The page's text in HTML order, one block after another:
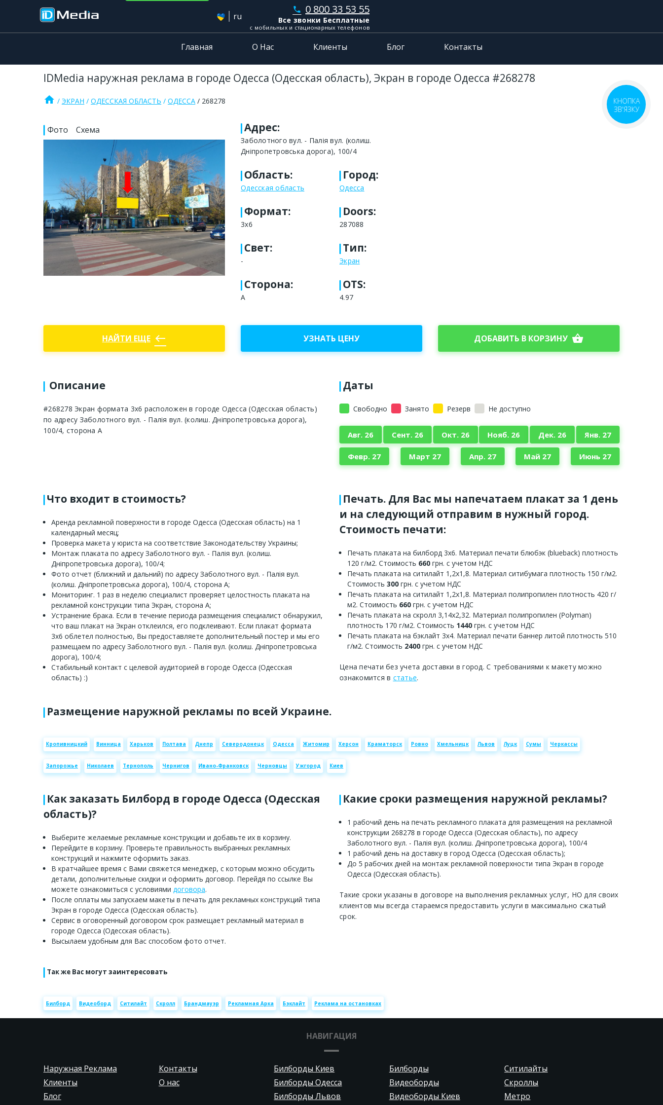
ru
phone 0 800 33 53 55
Все звонки Бесплатные
с мобильных и стационарных телефонов
Главная О Нас Клиенты Блог Контакты
IDMedia наружная реклама в городе Одесса (Одесская область), Экран в городе Одесса #268278
home ЭКРАН ОДЕССКАЯ ОБЛАСТЬ ОДЕССА 268278
Фото Схема Адрес:
Заболотного вул. - Палія вул. (колиш.
Дніпропетровська дорога), 100/4
Область:
Одесская область
Город:
Одесса
Формат:
3x6
Doors:
287088
Свет:
-
Тип:
Экран
Сторона:
A
OTS:
4.97
НАЙТИ ЕЩЕ west УЗНАТЬ ЦЕНУ ДОБАВИТЬ В КОРЗИНУ shopping_basket
Описание
#268278 Экран формата 3x6 расположен в городе Одесса (Одесская область)
по адресу Заболотного вул. - Палія вул. (колиш. Дніпропетровська дорога),
100/4, сторона A
Даты
Свободно Занято Резерв Не доступно
Авг. 26 Сент. 26 Окт. 26 Нояб. 26 Дек. 26 Янв. 27
Февр. 27 Март 27 Апр. 27 Май 27 Июнь 27
Что входит в стоимость?
Аренда рекламной поверхности в городе Одесса (Одесская область) на 1
календарный месяц;
Проверка макета у юриста на соответствие Законодательству Украины;
Монтаж плаката по адресу Заболотного вул. - Палія вул. (колиш.
Дніпропетровська дорога), 100/4;
Фото отчет (ближний и дальний) по адресу Заболотного вул. - Палія вул.
(колиш. Дніпропетровська дорога), 100/4, сторона A;
Мониторинг. 1 раз в неделю специалист проверяет целостность плаката на
рекламной конструкции типа Экран, сторона A;
Устранение брака. Если в течение периода размещения специалист обнаружил,
что ваш плакат на Экран отклеился, его подклеивают. Если плакат формата
3x6 облетел полностью, Вы предоставляете дополнительный постер и мы его
размещаем по адресу Заболотного вул. - Палія вул. (колиш. Дніпропетровська
дорога), 100/4;
Стабильный контакт с целевой аудиторией в городе Одесса (Одесская
область) :)
Печать. Для Вас мы напечатаем плакат за 1 день
и на следующий отправим в нужный город.
Стоимость печати:
Печать плаката на билборд 3х6. Материал печати блюбэк (blueback) плотность
120 г/м2. Стоимость 660 грн. с учетом НДС
Печать плаката на ситилайт 1,2х1,8. Материал ситибумага плотность 150 г/м2.
Стоимость 300 грн. с учетом НДС
Печать плаката на ситилайт 1,2х1,8. Материал полипропилен плотность 420 г/
м2. Стоимость 660 грн. с учетом НДС
Печать плаката на скролл 3,14х2,32. Материал полипропилен (Polyman)
плотность 170 г/м2. Стоимость 1440 грн. с учетом НДС
Печать плаката на бэклайт 3х4. Материал печати баннер литой плотность 510
г/м2. Стоимость 2400 грн. с учетом НДС
Цена печати без учета доставки в город. С требованиями к макету можно
ознакомится в статье.
Размещение наружной рекламы по всей Украине.
Кропивницкий Винница Харьков Полтава Днепр Северодонецк Одесса Житомир Херсон Краматорск Ровно Хмельницк Львов Луцк Сумы Черкассы
Запорожье Николаев Тернополь Чернигов Ивано-Франковск Черновцы Ужгород Киев
Как заказать Билборд в городе Одесса (Одесская
область)?
Выберите желаемые рекламные конструкции и добавьте их в корзину.
Перейдите в корзину. Проверьте правильность выбранных рекламных
конструкций и нажмите оформить заказ.
В кратчайшее время с Вами свяжется менеджер, с которым можно обсудить
детали, дополнительные скидки и оформить договор. Перейдя по ссылке Вы
можете ознакомиться с условиями договора.
После оплаты мы запускаем макеты в печать для рекламных конструкций типа
Экран в городе Одесса (Одесская область).
Сервис в оговоренный договором срок размещает рекламный материал в
городе Одесса (Одесская область).
Высылаем удобным для Вас способом фото отчет.
Какие сроки размещения наружной рекламы?
1 рабочий день на печать рекламного плаката для размещения на рекламной
конструкции 268278 в городе Одесса (Одесская область), по адресу
Заболотного вул. - Палія вул. (колиш. Дніпропетровська дорога), 100/4
1 рабочий день на доставку в город Одесса (Одесская область);
До 5 рабочих дней на монтаж рекламной поверхности типа Экран в городе
Одесса (Одесская область).
Такие сроки указаны в договоре на выполнения рекламных услуг, НО для своих
клиентов мы всегда стараемся предоставить услуги в максимально сжатый
срок.
Так же Вас могут заинтересовать
Билборд Видеоборд Ситилайт Скролл Брандмауэр Рекламная Арка Бэклайт Реклама на остановках
НАВИГАЦИЯ
Наружная Реклама
Билборды Львов
Клиенты
Билборды
Блог
Видеоборды
Контакты
Видеоборды Киев
О нас
Ситилайты
Билборды Киев
Скроллы
Билборды Одесса
Метро
КНОПКА
ЗВ'ЯЗКУ